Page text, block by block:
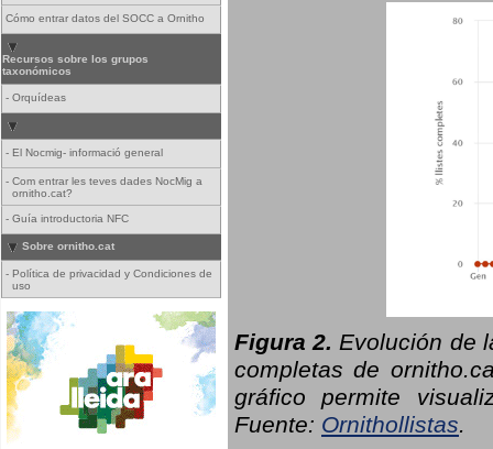
Cómo entrar datos del SOCC a Ornitho
Recursos sobre los grupos
taxonómicos
- Orquídeas
- El Nocmig- informació general
- Com entrar les teves dades NocMig a
ornitho.cat?
- Guía introductoria NFC
Sobre ornitho.cat
- Política de privacidad y Condiciones de
uso
Figura 2. Evolución de
completas de
gráfico permite
Fuente: Ornithollistas.